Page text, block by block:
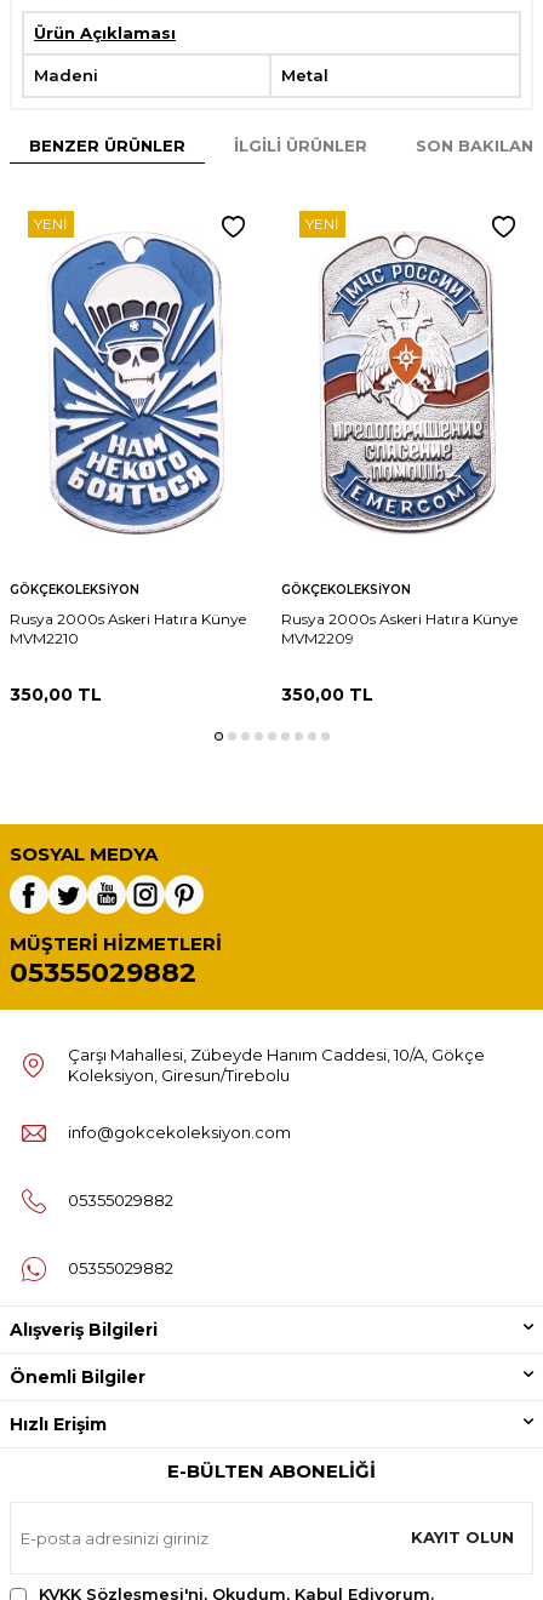
Ürün Açıklaması
Madeni Metal
BENZER ÜRÜNLER İLGILI ÜRÜNLER SON
YENI
GÖKÇEKOLEKSIYON
Rusya 2000s Askeri Hatıra Künye
MVM2210
350,00 TL
YENI
GÖKÇEKOLEKSIYON
Rusya 2000s Askeri Hatıra Künye
MVM2209
350,00TL
SOSYAL MEDYA
MÜŞTERI HIZMETLERI
05355029882
Çarşı Mahallesi, Zübeyde Hanım Caddesi, 10/A, Gökçe
Koleksiyon, Giresun/Tirebolu
info@gokcekoleksiyon.com
05355029882
05355029882
Alışveriş Bilgileri
Önemli Bilgiler
Hızlı Erişim
E-BÜLTEN ABONELIĞI
KAYIT OLUN
KVKK Sözleşmesi'ni, Okudum, Kabul Ediyorum.